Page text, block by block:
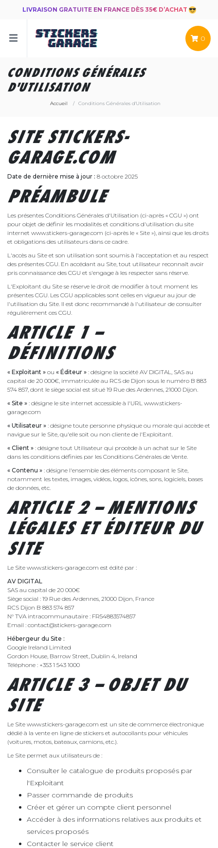
LIVRAISON GRATUITE EN FRANCE DÈS 35€ D’ACHAT
0
CONDITIONS GÉNÉRALES
D'UTILISATION
Accueil Conditions Générales d'Utilisation
SITE STICKERS-
GARAGE.COM
Date de dernière mise à jour : 8 octobre 2025
PRÉAMBULE
Les présentes Conditions Générales d'Utilisation (ci-après « CGU ») ont
pour objet de définir les modalités et conditions d'utilisation du site
internet www.stickers-garage.com (ci-après le « Site »), ainsi que les droits
et obligations des utilisateurs dans ce cadre.
L'accès au Site et son utilisation sont soumis à l'acceptation et au respect
des présentes CGU. En accédant au Site, tout utilisateur reconnaît avoir
pris connaissance des CGU et s'engage à les respecter sans réserve.
L'Exploitant du Site se réserve le droit de modifier à tout moment les
présentes CGU. Les CGU applicables sont celles en vigueur au jour de
l'utilisation du Site. Il est donc recommandé à l'utilisateur de consulter
régulièrement ces CGU.
ARTICLE 1 –
DÉFINITIONS
« Exploitant » ou « Éditeur » : désigne la société AV DIGITAL, SAS au
capital de 20 000€, immatriculée au RCS de Dijon sous le numéro B 883
574 857, dont le siège social est situé 19 Rue des Ardennes, 21000 Dijon.
« Site » : désigne le site internet accessible à l'URL www.stickers-
garage.com
« Utilisateur » : désigne toute personne physique ou morale qui accède et
navigue sur le Site, qu'elle soit ou non cliente de l'Exploitant.
« Client » : désigne tout Utilisateur qui procède à un achat sur le Site
dans les conditions définies par les Conditions Générales de Vente.
« Contenu » : désigne l'ensemble des éléments composant le Site,
notamment les textes, images, vidéos, logos, icônes, sons, logiciels, bases
de données, etc.
ARTICLE 2 – MENTIONS
LÉGALES ET ÉDITEUR DU
SITE
Le Site www.stickers-garage.com est édité par :
AV DIGITAL
SAS au capital de 20 000€
Siège social : 19 Rue des Ardennes, 21000 Dijon, France
RCS Dijon B 883 574 857
N° TVA intracommunautaire : FR54883574857
Email : contact@stickers-garage.com
Hébergeur du Site :
Google Ireland Limited
Gordon House, Barrow Street, Dublin 4, Ireland
Téléphone : +353 1 543 1000
ARTICLE 3 – OBJET DU
SITE
Le Site www.stickers-garage.com est un site de commerce électronique
dédié à la vente en ligne de stickers et autocollants pour véhicules
(voitures, motos, bateaux, camions, etc.).
Le Site permet aux utilisateurs de :
Consulter le catalogue de produits proposés par
l'Exploitant
Passer commande de produits
Créer et gérer un compte client personnel
Accéder à des informations relatives aux produits et
services proposés
Contacter le service client